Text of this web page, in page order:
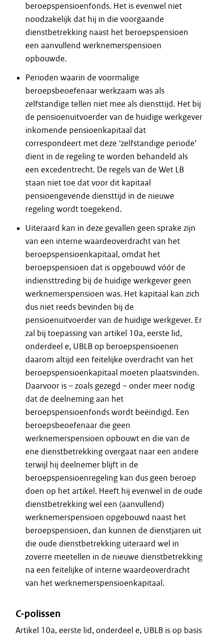
beroepspensioenfonds. Het is evenwel niet
noodzakelijk dat hij in die voorgaande
dienstbetrekking naast het beroepspensioen
een aanvullend werknemerspensioen
opbouwde.
Perioden waarin de voormalige
beroepsbeoefenaar werkzaam was als
zelfstandige tellen niet mee als diensttijd. Het bij
de pensioenuitvoerder van de huidige werkgever
inkomende pensioenkapitaal dat
correspondeert met deze ‘zelfstandige periode’
dient in de regeling te worden behandeld als
een excedentrecht. De regels van de Wet LB
staan niet toe dat voor dit kapitaal
pensioengevende diensttijd in de nieuwe
regeling wordt toegekend.
Uiteraard kan in deze gevallen geen sprake zijn
van een interne waardeoverdracht van het
beroepspensioenkapitaal, omdat het
beroepspensioen dat is opgebouwd vóór de
indiensttreding bij de huidige werkgever geen
werknemerspensioen was. Het kapitaal kan zich
dus niet reeds bevinden bij de
pensioenuitvoerder van de huidige werkgever. Er
zal bij toepassing van artikel 10a, eerste lid,
onderdeel e, UBLB op beroepspensioenen
daarom altijd een feitelijke overdracht van het
beroepspensioenkapitaal moeten plaatsvinden.
Daarvoor is – zoals gezegd – onder meer nodig
dat de deelneming aan het
beroepspensioenfonds wordt beëindigd. Een
beroepsbeoefenaar die geen
werknemerspensioen opbouwt en die van de
ene dienstbetrekking overgaat naar een andere
terwijl hij deelnemer blijft in de
beroepspensioenregeling kan dus geen beroep
doen op het artikel. Heeft hij evenwel in de oude
dienstbetrekking wel een (aanvullend)
werknemerspensioen opgebouwd naast het
beroepspensioen, dan kunnen de dienstjaren uit
die oude dienstbetrekking uiteraard wel in
zoverre meetellen in de nieuwe dienstbetrekking
na een feitelijke of interne waardeoverdracht
van het werknemerspensioenkapitaal.
C-polissen
Artikel 10a, eerste lid, onderdeel e, UBLB is op basis